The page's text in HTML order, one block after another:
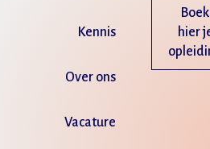
Kennis
Over ons
Vacature
Boek
hier